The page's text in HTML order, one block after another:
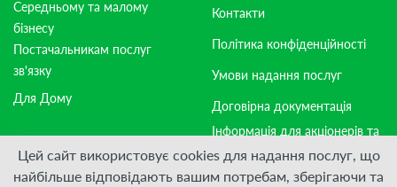
Середньому та малому
бізнесу
Постачальникам послуг
зв'язку
Для Дому
Контакти
Політика конфіденційності
Умови надання послуг
Договірна документація
Інформація для акціонерів та
стейкхолдерів
Цей сайт використовує cookies для надання послуг, що
найбільше відповідають вашим потребам, зберігаючи та